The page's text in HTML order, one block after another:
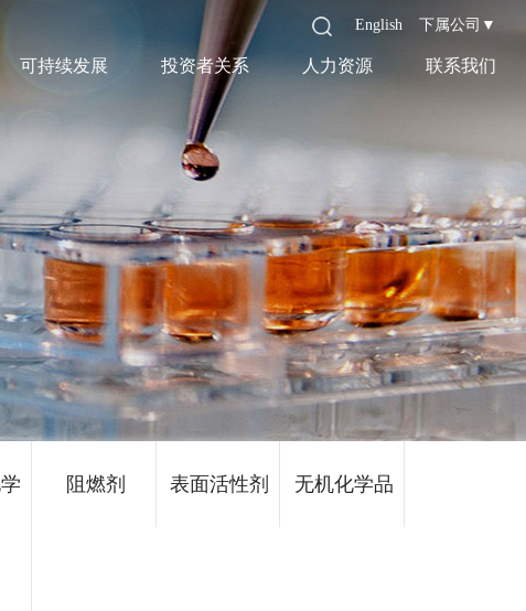
下属公司▼
English
可持续发展 投资者关系 人力资源 联系我们
阻燃剂 表面活性剂 无机化学品